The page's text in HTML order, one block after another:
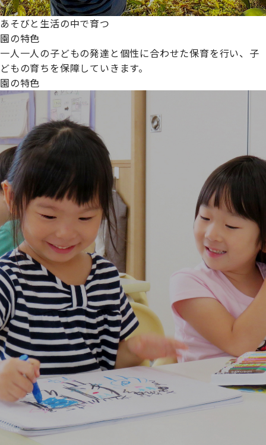
あそびと生活の中で育つ
園の特色
一人一人の子どもの発達と個性に合わせた保育を行い、子
どもの育ちを保障していきます。
園の特色